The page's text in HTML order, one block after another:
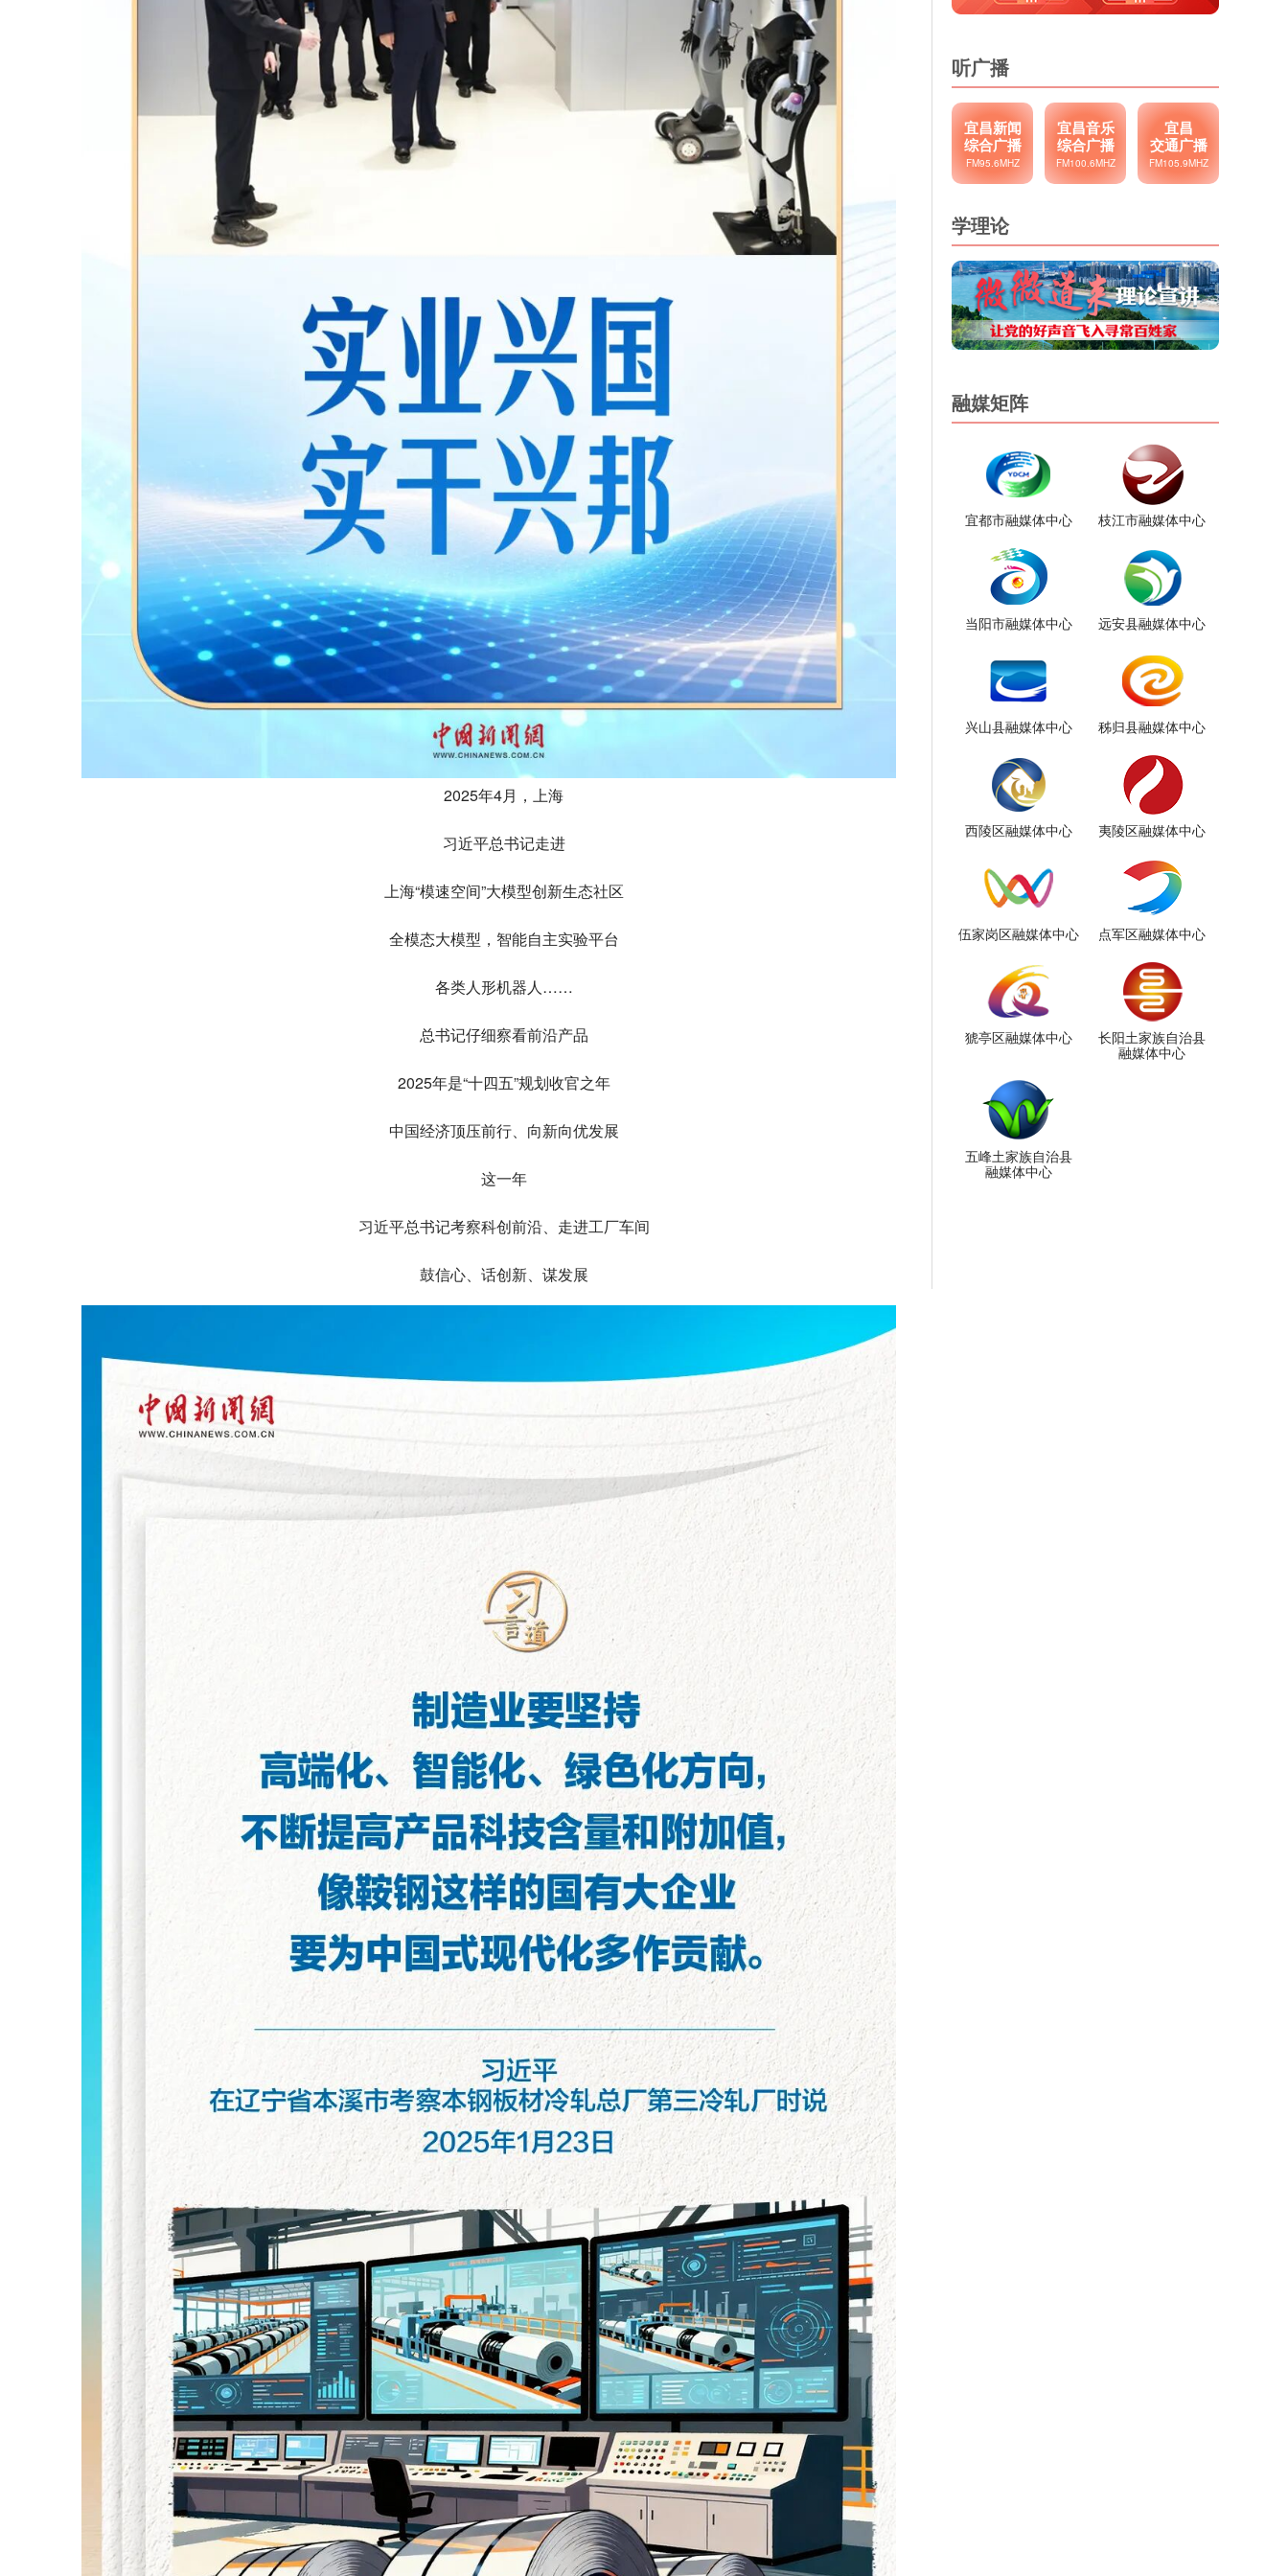
2025年4月，上海
习近平总书记走进
上海“模速空间”大模型创新生态社区
全模态大模型，智能自主实验平台
各类人形机器人……
总书记仔细察看前沿产品
2025年是“十四五”规划收官之年
中国经济顶压前行、向新向优发展
这一年
习近平总书记考察科创前沿、走进工厂车间
鼓信心、话创新、谋发展
听广播
宜昌新闻
综合广播
FM95.6MHZ
宜昌音乐
综合广播
FM100.6MHZ
宜昌
交通广播
FM105.9MHZ
学理论
融媒矩阵
宜都市融媒体中心 枝江市融媒体中心
当阳市融媒体中心 远安县融媒体中心
兴山县融媒体中心 秭归县融媒体中心
西陵区融媒体中心 夷陵区融媒体中心
伍家岗区融媒体中心 点军区融媒体中心
猇亭区融媒体中心
长阳土家族自治县
融媒体中心
五峰土家族自治县
融媒体中心